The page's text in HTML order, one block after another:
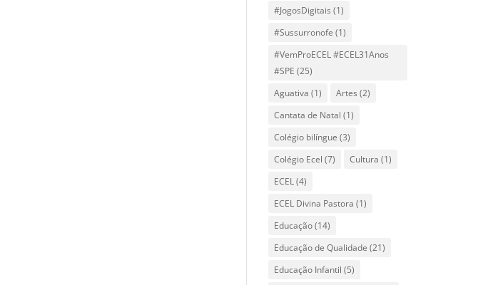
#JogosDigitais (1)
#Sussurronofe (1)
#VemProECEL #ECEL31Anos
#SPE (25)
Aguativa (1) Artes (2)
Cantata de Natal (1)
Colégio bilíngue (3)
Colégio Ecel (7) Cultura (1)
ECEL(4)
ECEL Divina Pastora (1)
Educação(14)
Educação de Qualidade (21)
Educação Infantil (5)